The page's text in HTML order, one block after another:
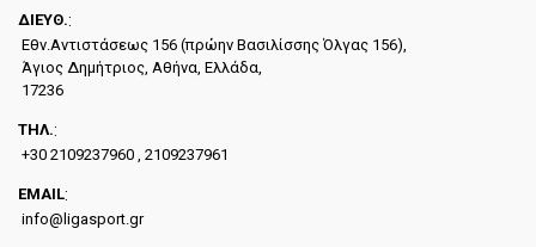
ΔΙΕYΘ.:
Εθν.Αντιστάσεως 156 (πρώην Βασιλίσσης Όλγας 156),
Άγιος Δημήτριος, Αθήνα, Ελλάδα,
17236
ΤΗΛ.:
+30 2109237960 , 2109237961
EMAIL:
info@ligasport.gr